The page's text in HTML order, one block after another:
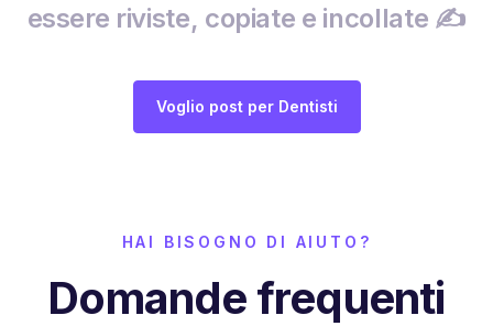
essere riviste, copiate e incollate ✍️
Voglio post per Dentisti
HAI BISOGNO DI AIUTO?
Domande frequenti